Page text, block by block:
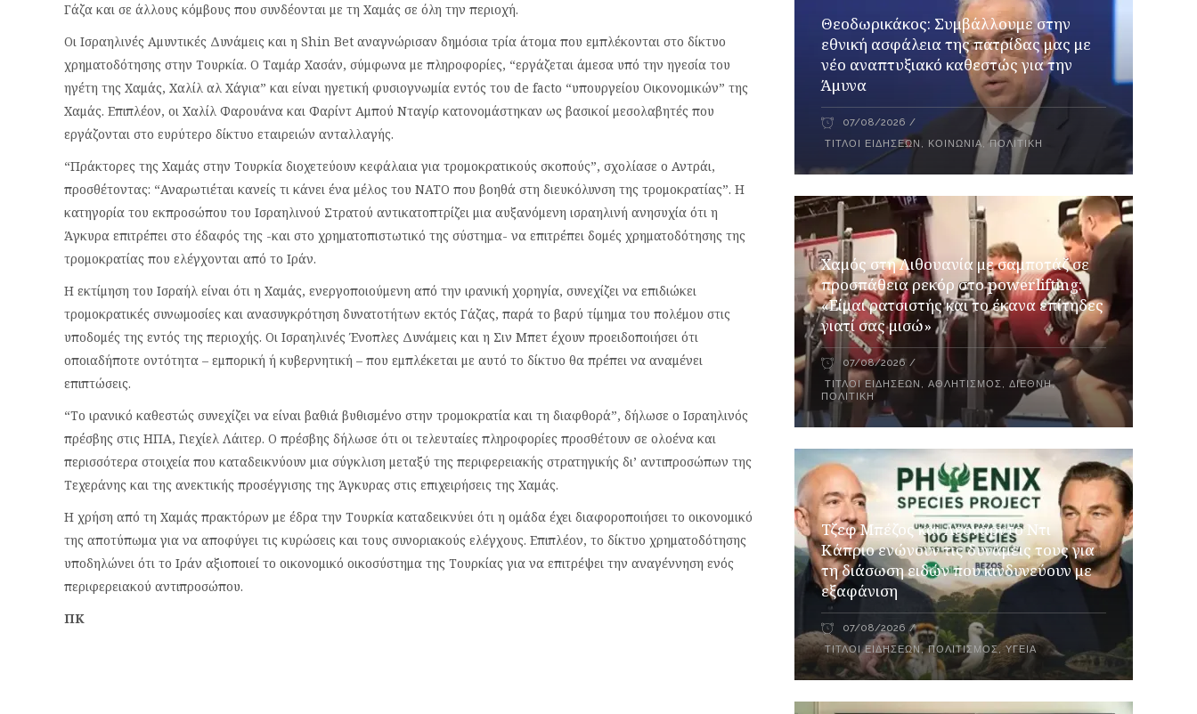
Γάζα και σε άλλους κόμβους που συνδέονται με τη Χαμάς σε όλη την περιοχή.
Οι Ισραηλινές Αμυντικές Δυνάμεις και η Shin Bet αναγνώρισαν δημόσια τρία άτομα που εμπλέκονται στο δίκτυο
χρηματοδότησης στην Τουρκία. Ο Ταμάρ Χασάν, σύμφωνα με πληροφορίες, “εργάζεται άμεσα υπό την ηγεσία του
ηγέτη της Χαμάς, Χαλίλ αλ Χάγια” και είναι ηγετική φυσιογνωμία εντός του de facto “υπουργείου Οικονομικών” της
Χαμάς. Επιπλέον, οι Χαλίλ Φαρουάνα και Φαρίντ Αμπού Νταγίρ κατονομάστηκαν ως βασικοί μεσολαβητές που
εργάζονται στο ευρύτερο δίκτυο εταιρειών ανταλλαγής.
“Πράκτορες της Χαμάς στην Τουρκία διοχετεύουν κεφάλαια για τρομοκρατικούς σκοπούς”, σχολίασε ο Αντράι,
προσθέτοντας: “Αναρωτιέται κανείς τι κάνει ένα μέλος του ΝΑΤΟ που βοηθά στη διευκόλυνση της τρομοκρατίας”. Η
κατηγορία του εκπροσώπου του Ισραηλινού Στρατού αντικατοπτρίζει μια αυξανόμενη ισραηλινή ανησυχία ότι η
Άγκυρα επιτρέπει στο έδαφός της -και στο χρηματοπιστωτικό της σύστημα- να επιτρέπει δομές χρηματοδότησης της
τρομοκρατίας που ελέγχονται από το Ιράν.
Η εκτίμηση του Ισραήλ είναι ότι η Χαμάς, ενεργοποιούμενη από την ιρανική χορηγία, συνεχίζει να επιδιώκει
τρομοκρατικές συνωμοσίες και ανασυγκρότηση δυνατοτήτων εκτός Γάζας, παρά το βαρύ τίμημα του πολέμου στις
υποδομές της εντός της περιοχής. Οι Ισραηλινές Ένοπλες Δυνάμεις και η Σιν Μπετ έχουν προειδοποιήσει ότι
οποιαδήποτε οντότητα – εμπορική ή κυβερνητική – που εμπλέκεται με αυτό το δίκτυο θα πρέπει να αναμένει
επιπτώσεις.
“Το ιρανικό καθεστώς συνεχίζει να είναι βαθιά βυθισμένο στην τρομοκρατία και τη διαφθορά”, δήλωσε ο Ισραηλινός
πρέσβης στις ΗΠΑ, Γιεχίελ Λάιτερ. Ο πρέσβης δήλωσε ότι οι τελευταίες πληροφορίες προσθέτουν σε ολοένα και
περισσότερα στοιχεία που καταδεικνύουν μια σύγκλιση μεταξύ της περιφερειακής στρατηγικής δι’ αντιπροσώπων της
Τεχεράνης και της ανεκτικής προσέγγισης της Άγκυρας στις επιχειρήσεις της Χαμάς.
Η χρήση από τη Χαμάς πρακτόρων με έδρα την Τουρκία καταδεικνύει ότι η ομάδα έχει διαφοροποιήσει το οικονομικό
της αποτύπωμα για να αποφύγει τις κυρώσεις και τους συνοριακούς ελέγχους. Επιπλέον, το δίκτυο χρηματοδότησης
υποδηλώνει ότι το Ιράν αξιοποιεί το οικονομικό οικοσύστημα της Τουρκίας για να επιτρέψει την αναγέννηση ενός
περιφερειακού αντιπροσώπου.
ΠK
Θεοδωρικάκος: Συμβάλλουμε στην
εθνική ασφάλεια της πατρίδας μας με
νέο αναπτυξιακό καθεστώς για την
Άμυνα
07/08/2026
ΤΊΤΛΟΙ ΕΙΔΉΣΕΩΝ , ΚΟΙΝΩΝΊΑ,ΠΟΛΙΤΙΚΉ
Χαμός στη Λιθουανία με σαμποτάζ σε
προσπάθεια ρεκόρ στο powerlifting:
«Είμαι ρατσιστής και το έκανα επίτηδες
γιατί σας μισώ»
07/08/2026
ΤΊΤΛΟΙ ΕΙΔΉΣΕΩΝ ,ΑΘΛΗΤΙΣΜΌΣ,ΔΙΕΘΝΉ,
ΠΟΛΙΤΙΚΉ
Τζεφ Μπέζος και Λεονάρντο Ντι
Κάπριο ενώνουν τις δυνάμεις τους για
τη διάσωση ειδών που κινδυνεύουν με
εξαφάνιση
07/08/2026
ΤΊΤΛΟΙ ΕΙΔΉΣΕΩΝ,ΠΟΛΙΤΙΣΜΌΣ,ΥΓΕΊΑ